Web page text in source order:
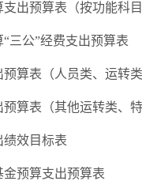
出预算表（按功能科目
三公”经费支出预算表
算表（人员类、运转
算表（其他运转类、
绩效目标表
金预算支出预算表